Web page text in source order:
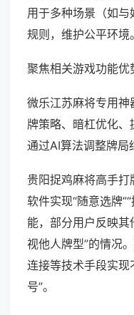
用于多种场景（如
规则，维护公平环境。
聚焦相关游戏功能优
微乐江苏麻将专用
牌策略、暗杠优化、
通过AI算法调整牌局
贵阳捉鸡麻将高手
软件实现“随意选牌
能，部分用户反映其
视他人牌型”的情况
连接等技术手段实现
号”。